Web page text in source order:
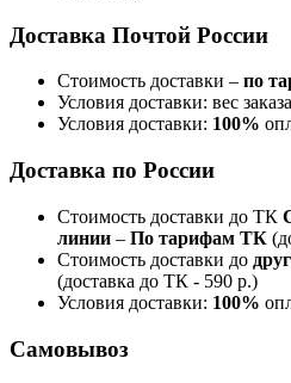
Доставка Почтой России
Стоимость доставки – по
Условия доставки: вес заказа
Условия доставки: 100%
Доставка по России
Стоимость доставки до ТК
линии – По тарифам ТК
Стоимость доставки до
(доставка до ТК - 590 р.)
Условия доставки: 100%
Самовывоз